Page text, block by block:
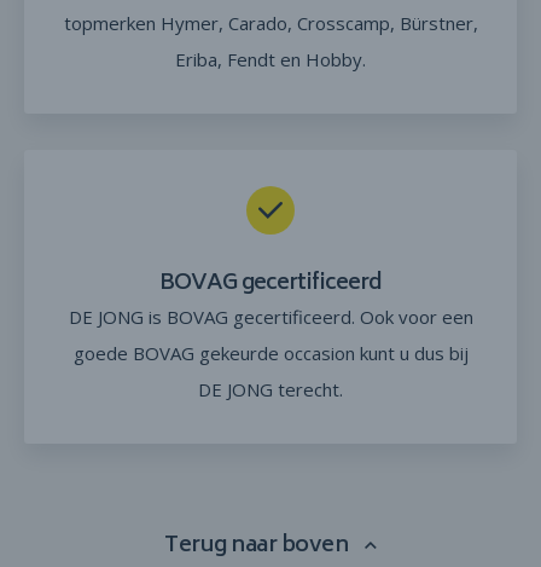
topmerken Hymer, Carado, Crosscamp, Bürstner,
Eriba, Fendt en Hobby.
BOVAG gecertificeerd
DE JONG is BOVAG gecertificeerd. Ook voor een
goede BOVAG gekeurde occasion kunt u dus bij
DE JONG terecht.
Terug naar boven